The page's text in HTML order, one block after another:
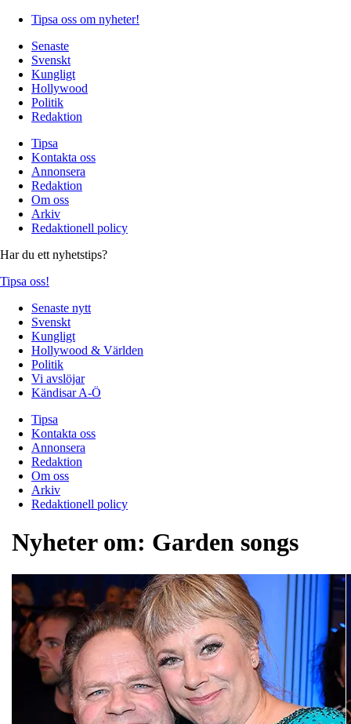
Tipsa oss om nyheter!
Senaste
Svenskt
Kungligt
Hollywood
Politik
Redaktion
Tipsa
Kontakta oss
Annonsera
Redaktion
Om oss
Arkiv
Redaktionell policy
Har du ett nyhetstips?
Tipsa oss!
Senaste nytt
Svenskt
Kungligt
Hollywood & Världen
Politik
Vi avslöjar
Kändisar A-Ö
Tipsa
Kontakta oss
Annonsera
Redaktion
Om oss
Arkiv
Redaktionell policy
Nyheter om: Garden songs